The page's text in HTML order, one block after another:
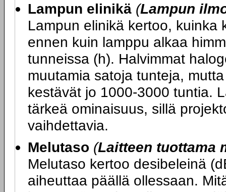
Lampun elinikä (Lampun
Lampun elinikä kertoo, kuinka
ennen kuin lamppu alkaa
tunneissa (h). Halvimmat
muutamia satoja tunteja,
kestävät jo 1000-3000 tuntia.
tärkeä ominaisuus, sillä
vaihdettavia.
Melutaso (Laitteen tuottama
Melutaso kertoo desibeleinä
aiheuttaa päällä ollessaan.